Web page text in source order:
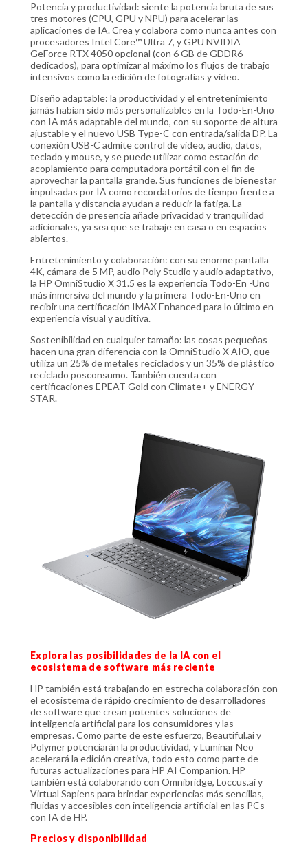
Potencia y productividad: siente la potencia bruta de sus
tres motores (CPU, GPU y NPU) para acelerar las
aplicaciones de IA. Crea y colabora como nunca antes con
procesadores Intel Core™ Ultra 7, y GPU NVIDIA
GeForce RTX 4050 opcional (con 6 GB de GDDR6
dedicados), para optimizar al máximo los flujos de trabajo
intensivos como la edición de fotografías y video.
Diseño adaptable: la productividad y el entretenimiento
jamás habían sido más personalizables en la Todo-En-Uno
con IA más adaptable del mundo, con su soporte de altura
ajustable y el nuevo USB Type-C con entrada/salida DP. La
conexión USB-C admite control de video, audio, datos,
teclado y mouse, y se puede utilizar como estación de
acoplamiento para computadora portátil con el fin de
aprovechar la pantalla grande. Sus funciones de bienestar
impulsadas por IA como recordatorios de tiempo frente a
la pantalla y distancia ayudan a reducir la fatiga. La
detección de presencia añade privacidad y tranquilidad
adicionales, ya sea que se trabaje en casa o en espacios
abiertos.
Entretenimiento y colaboración: con su enorme pantalla
4K, cámara de 5 MP, audio Poly Studio y audio adaptativo,
la HP OmniStudio X 31.5 es la experiencia Todo-En -Uno
más inmersiva del mundo y la primera Todo-En-Uno en
recibir una certificación IMAX Enhanced para lo último en
experiencia visual y auditiva.
Sostenibilidad en cualquier tamaño: las cosas pequeñas
hacen una gran diferencia con la OmniStudio X AIO, que
utiliza un 25% de metales reciclados y un 35% de plástico
reciclado posconsumo. También cuenta con
certificaciones EPEAT Gold con Climate+ y ENERGY
STAR.
Explora las posibilidades de la IA con el
ecosistema de software más reciente
HP también está trabajando en estrecha colaboración con
el ecosistema de rápido crecimiento de desarrolladores
de software que crean potentes soluciones de
inteligencia artificial para los consumidores y las
empresas. Como parte de este esfuerzo, Beautiful.ai y
Polymer potenciarán la productividad, y Luminar Neo
acelerará la edición creativa, todo esto como parte de
futuras actualizaciones para HP AI Companion. HP
también está colaborando con Omnibridge, Loccus.ai y
Virtual Sapiens para brindar experiencias más sencillas,
fluidas y accesibles con inteligencia artificial en las PCs
con IA de HP.
Precios y disponibilidad